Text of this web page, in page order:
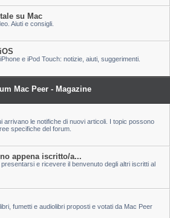
su Mac
Aiuti e consigli.
e iPod Touch: notizie, aiuti, suggerimenti.
Mac Peer - Magazine
arrivano le notifiche di nuovi articoli. I topic possono
specifiche del forum.
appena iscritto/a...
e ricevere il benvenuto degli altri iscritti al
fumetti e audiolibri proposti e votati da Mac Peer